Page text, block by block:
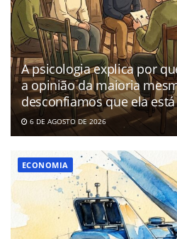
A psicologia explica por
a opinião da maioria
desconfiamos que ela
6 DE AGOSTO DE 2026
ECONOMIA